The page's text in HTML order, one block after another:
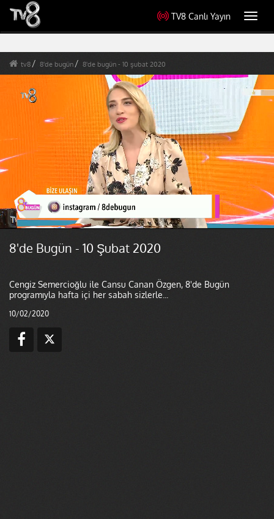
TV8 Canlı Yayın
tv8 8'de bugün 8'de bugün - 10 şubat 2020
8'de Bugün - 10 Şubat 2020
Cengiz Semercioğlu ile Cansu Canan Özgen, 8'de Bugün
programıyla hafta içi her sabah sizlerle...
10/02/2020